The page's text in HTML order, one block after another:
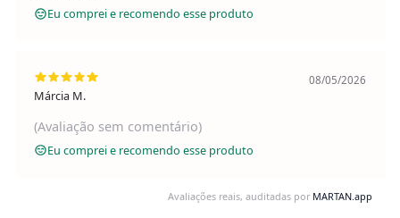
Eu comprei e recomendo esse produto
Márcia M.
08/05/2026
(Avaliação sem comentário)
Eu comprei e recomendo esse produto
Avaliações reais, auditadas por MARTAN.app